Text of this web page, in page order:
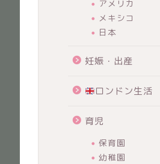
アメリカ
メキシコ
日本
妊娠・出産
ロンドン生活
育児
保育園
幼稚園